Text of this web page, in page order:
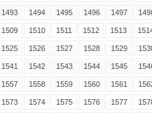
1493 1494 1495 1496 1497
1509 1510 1511 1512 1513
1525 1526 1527 1528 1529
1541 1542 1543 1544 1545
1557 1558 1559 1560 1561
1573 1574 1575 1576 1577